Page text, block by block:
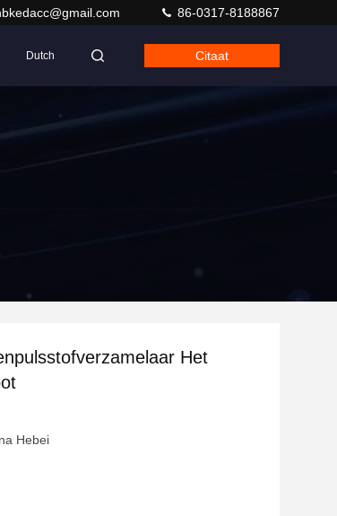
86-0317-8188867
Dutch Citaat
Het
Hebei